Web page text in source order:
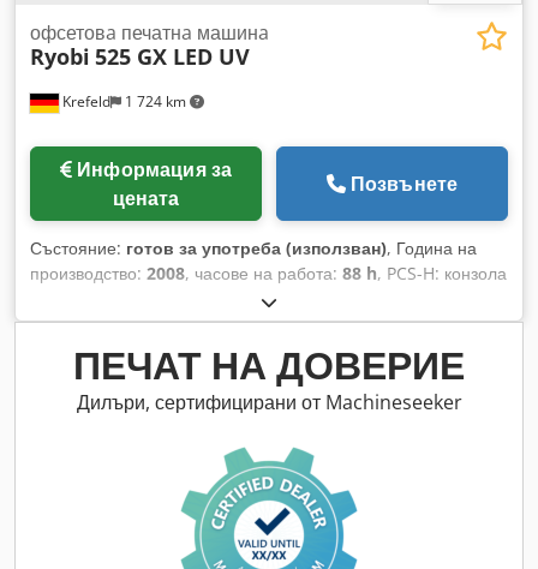
Krefeld 1 724 km
офсетовa печатнa машинa
Ryobi 525 GX LED UV
Информация за
цената
Позвънете
Състояние: готов за употреба (използван), Година на
производство: 2008, часове на работа: 88 h, PCS-H: конзола
за управление на мастило и регистър с тъчпанел
Електронен контрол на двойни листове Електронен контрол
на липсващ лист Djdpjy H Elxsfx Aa Tskr Фотоклетки
Автоматично регулиране на мастилото от конзолата
RyobiMatic-D: алкохолно овлажняване с променлива
платна и валяци Semi-RPC: полуавтоматичен смяна на
плочи Окръжни, аксиални и диагонални регистри Удължен
изход Висок куп изход Прахово опръскване GrafiX Книги и
инструменти 88 млн. импресии
ПЕЧАТ НА ДОВЕРИЕ
Дилъри, сертифицирани от Machineseeker